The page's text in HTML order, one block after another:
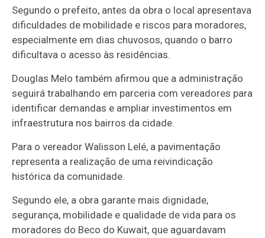
Segundo o prefeito, antes da obra o local apresentava
dificuldades de mobilidade e riscos para moradores,
especialmente em dias chuvosos, quando o barro
dificultava o acesso às residências.
Douglas Melo também afirmou que a administração
seguirá trabalhando em parceria com vereadores para
identificar demandas e ampliar investimentos em
infraestrutura nos bairros da cidade.
Para o vereador Walisson Lelé, a pavimentação
representa a realização de uma reivindicação
histórica da comunidade.
Segundo ele, a obra garante mais dignidade,
segurança, mobilidade e qualidade de vida para os
moradores do Beco do Kuwait, que aguardavam